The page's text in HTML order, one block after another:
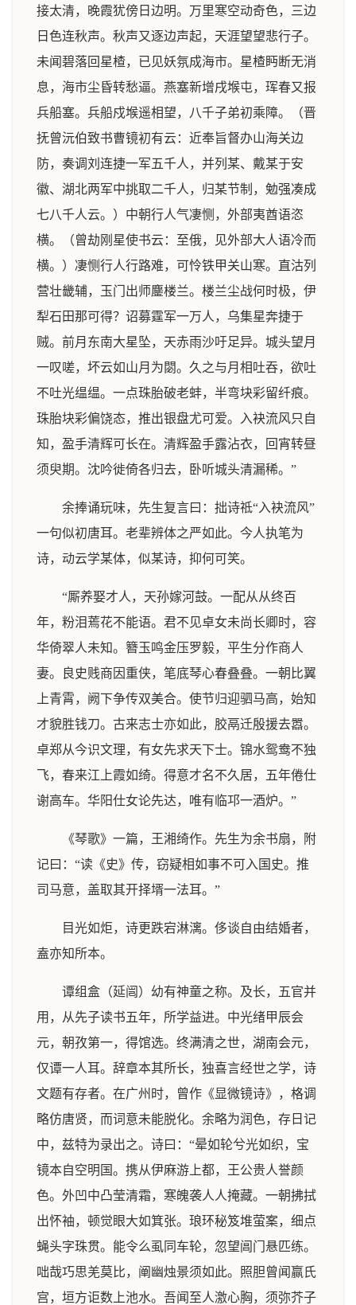
接太清，晚霞犹傍日边明。万里寒空动奇色，三边
日色连秋声。秋声又逐边声起，天涯望望悲行子。
未闻碧落回星楂，已见妖氛成海市。星楂眄断无消
息，海市尘昏转愁逼。燕塞新增戌堠屯，珲春又报
兵船塞。兵船戍堠遥相望，八千子弟初乘障。（晋
抚曾沅伯致书曹镜初有云：近奉旨督办山海关边
防，奏调刘连捷一军五千人，并列某、戴某于安
徽、湖北两军中挑取二千人，归某节制，勉强凑成
七八千人云。）中朝行人气凄恻，外部夷酋语恣
横。（曾劫刚星使书云：至俄，见外部大人语冷而
横。）凄恻行人行路难，可怜铁甲关山寒。直沽列
营壮畿辅，玉门出师鏖楼兰。楼兰尘战何时极，伊
犁石田那可得？诏募霆军一万人，乌集星奔捷于
贼。前月东南大星坠，天赤雨沙吁足异。城头望月
一叹嗟，坏云如山月为閟。久之与月相吐吞，欲吐
不吐光缊缊。一点珠胎破老蚌，半弯块彩留纤痕。
珠胎块彩偏饶态，推出银盘尤可爱。入袂流风只自
知，盈手清辉可长在。清辉盈手露沾衣，回宵转昼
须臾期。沈吟徙倚各归去，卧听城头清漏稀。”
余捧诵玩味，先生复言曰：拙诗祗“入袂流风”
一句似初唐耳。老辈辨体之严如此。今人执笔为
诗，动云学某体，似某诗，抑何可笑。
“厮养娶才人，天孙嫁河鼓。一配从从终百
年，粉泪蔫花不能语。君不见卓女未尚长卿时，容
华倚翠人未知。簪玉鸣金压罗毅，平生分作商人
妻。良史贱商因重侠，笔底琴心春叠叠。一朝比翼
上青霄，阙下争传双美合。使节归迎驷马高，始知
才貌胜钱刀。古来志士亦如此，胶鬲迁殷援去嚣。
卓郑从今识文理，有女先求天下士。锦水鸳鸯不独
飞，春来江上霞如绮。得意才名不久居，五年倦仕
谢高车。华阳仕女论先达，唯有临邛一酒炉。”
《琴歌》一篇，王湘绮作。先生为余书扇，附
记曰：“读《史》传，窃疑相如事不可入国史。推
司马意，盖取其开择壻一法耳。”
目光如炬，诗更跌宕淋漓。侈谈自由结婚者，
盍亦知所本。
谭组盒（延闿）幼有神童之称。及长，五官并
用，从先子读书五年，所学益进。中光绪甲辰会
元，朝孜第一，得馆选。终满清之世，湖南会元，
仅谭一人耳。辞章本其所长，独喜言经世之学，诗
文题有存者。在广州时，曾作《显微镜诗》，格调
略仿唐贤，而词意未能脱化。余略为润色，存日记
中，兹特为录出之。诗曰：“晕如轮兮光如织，宝
镜本自空明国。携从伊麻游上都，王公贵人誉颜
色。外凹中凸莹清霜，寒魄袭人人掩藏。一朝拂拭
出怀袖，顿觉眼大如箕张。琅环秘笈堆萤案，细点
蝇头字珠贯。能令么虱同车轮，忽望阊门悬匹练。
咄哉巧思羌莫比，阐幽烛景须如此。照胆曾闻赢氏
宫，垣方讵数上池水。吾闻至人激心胸，须弥芥子